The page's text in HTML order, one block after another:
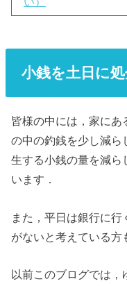
小銭を土日に
皆様の中には，家にあ
の中の釣銭を少し減ら
生する小銭の量を減ら
います．
また，平日は銀行に
がないと考えている方
以前このブログでは，